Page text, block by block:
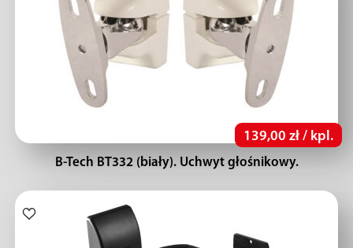
139,00 zł / kpl.
B-Tech BT332 (biały). Uchwyt głośnikowy.